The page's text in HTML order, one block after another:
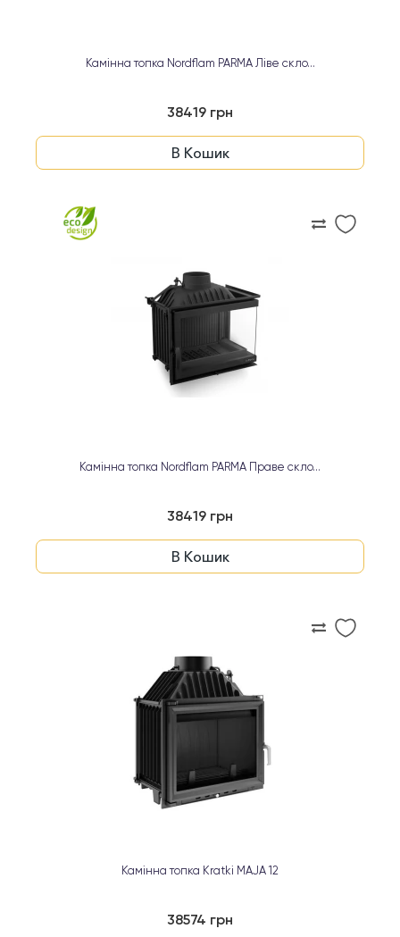
Камінна топка Nordflam PARMA Ліве скло...
38419 грн
В Кошик
Камінна топка Nordflam PARMA Праве скло...
38419 грн
В Кошик
Камінна топка Kratki MAJA 12
38574 грн